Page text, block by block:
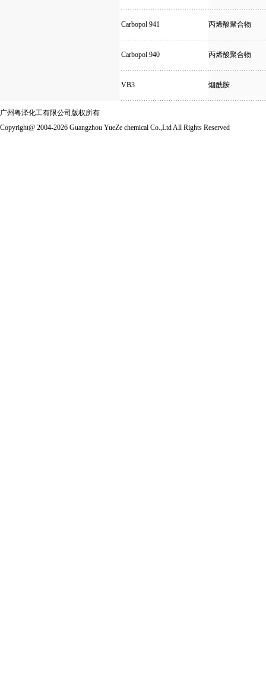
Carbopol 941 丙烯酸聚合物
Carbopol 940 丙烯酸聚合物
VB3 烟酰胺
广州粤泽化工有限公司版权所有
Copyright@ 2004-2026 Guangzhou YueZe chemical Co.,Ltd All Rights Reserved